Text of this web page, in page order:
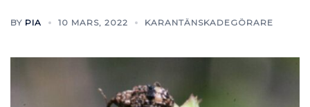
BY PIA 10 MARS, 2022 KARANTÄNSKADEGÖRARE